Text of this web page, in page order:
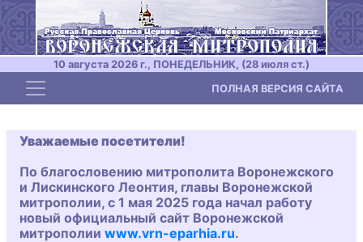
10 августа 2026 г., ПОНЕДЕЛЬНИК, (28 июля ст.)
Toggle navigation ПОЛНАЯ ВЕРСИЯ САЙТА
Уважаемые посетители!
По благословению митрополита Воронежского
и Лискинского Леонтия, главы Воронежской
митрополии, с 1 мая 2025 года начал работу
новый официальный сайт Воронежской
митрополии www.vrn-eparhia.ru.